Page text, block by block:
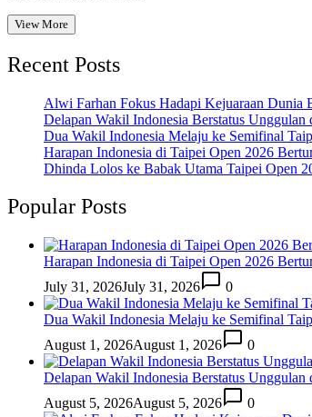
View More
Recent Posts
Alwi Farhan Fokus Hadapi Kejuaraan Dunia
Delapan Wakil Indonesia Berstatus
Dua Wakil Indonesia Melaju ke Semifinal
Harapan Indonesia di Taipei Open 2026
Dhinda Lolos ke Babak Utama Taipei Open
Popular Posts
Harapan Indonesia di Taipei Open 2026
July 31, 2026July 31, 2026 0
Dua Wakil Indonesia Melaju ke Semifinal
August 1, 2026August 1, 2026 0
Delapan Wakil Indonesia Berstatus
August 5, 2026August 5, 2026 0